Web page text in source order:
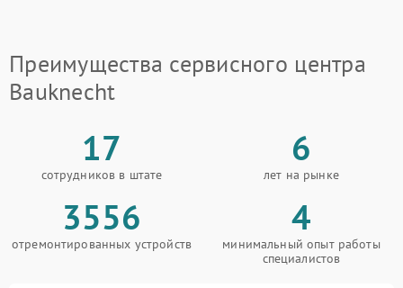
Преимущества сервисного центра
Bauknecht
17
сотрудников в штате
6
лет на рынке
3556
отремонтированных устройств
4
минимальный опыт работы
специалистов